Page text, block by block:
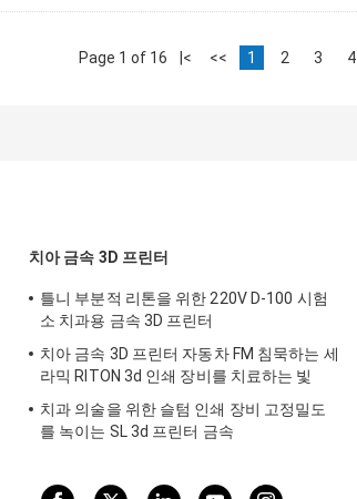
Page 1 of 16 |< << 1 2 3 4
치아 금속 3D 프린터
틀니 부분적 리톤을 위한 220V D-100 시험
소 치과용 금속 3D 프린터
치아 금속 3D 프린터 자동차 FM 침묵하는 세
라믹 RITON 3d 인쇄 장비를 치료하는 빛
치과 의술을 위한 슬텀 인쇄 장비 고정밀도
를 녹이는 SL 3d 프린터 금속